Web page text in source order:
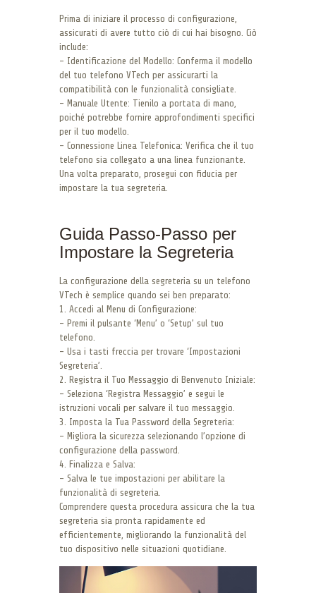
Prima di iniziare il processo di configurazione,
assicurati di avere tutto ciò di cui hai bisogno. Ciò
include:
– Identificazione del Modello: Conferma il modello
del tuo telefono VTech per assicurarti la
compatibilità con le funzionalità consigliate.
– Manuale Utente: Tienilo a portata di mano,
poiché potrebbe fornire approfondimenti specifici
per il tuo modello.
– Connessione Linea Telefonica: Verifica che il tuo
telefono sia collegato a una linea funzionante.
Una volta preparato, prosegui con fiducia per
impostare la tua segreteria.
Guida Passo-Passo per
Impostare la Segreteria
La configurazione della segreteria su un telefono
VTech è semplice quando sei ben preparato:
1. Accedi al Menu di Configurazione:
– Premi il pulsante ‘Menu’ o ‘Setup’ sul tuo
telefono.
– Usa i tasti freccia per trovare ‘Impostazioni
Segreteria’.
2. Registra il Tuo Messaggio di Benvenuto Iniziale:
– Seleziona ‘Registra Messaggio’ e segui le
istruzioni vocali per salvare il tuo messaggio.
3. Imposta la Tua Password della Segreteria:
– Migliora la sicurezza selezionando l’opzione di
configurazione della password.
4. Finalizza e Salva:
– Salva le tue impostazioni per abilitare la
funzionalità di segreteria.
Comprendere questa procedura assicura che la tua
segreteria sia pronta rapidamente ed
efficientemente, migliorando la funzionalità del
tuo dispositivo nelle situazioni quotidiane.